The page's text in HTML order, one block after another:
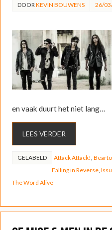
DOOR KEVIN BOUWENS
26/
en vaak duurt het niet lang…
LEES VERDER
GELABELD Attack Attack!
Falling in Reverse,
The Word Alive